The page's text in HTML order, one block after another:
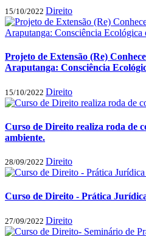
15/10/2022 Direito
Projeto de Extensão (Re)
Araputanga: Consciência
15/10/2022 Direito
Curso de Direito realiza roda de
ambiente.
28/09/2022 Direito
Curso de Direito - Prática
27/09/2022 Direito